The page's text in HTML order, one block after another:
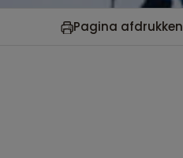
Pagina afdrukken